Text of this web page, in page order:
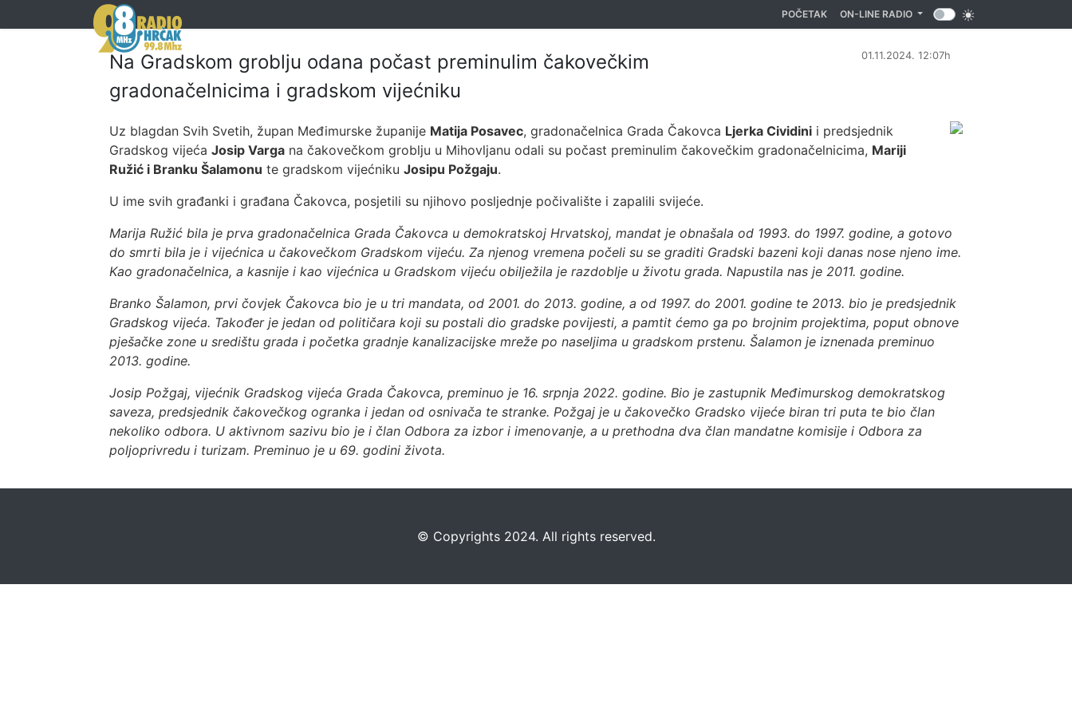
POČETAK(CURRENT)
ON-LINE RADIO
Na Gradskom groblju odana počast preminulim čakovečkim
gradonačelnicima i gradskom vijećniku
01.11.2024. 12:07h
Uz blagdan Svih Svetih, župan Međimurske županije Matija Posavec, gradonačelnica Grada Čakovca Ljerka Cividini i predsjednik
Gradskog vijeća Josip Varga na čakovečkom groblju u Mihovljanu odali su počast preminulim čakovečkim gradonačelnicima, Mariji
Ružić i Branku Šalamonu te gradskom vijećniku Josipu Požgaju.
U ime svih građanki i građana Čakovca, posjetili su njihovo posljednje počivalište i zapalili svijeće.
Marija Ružić bila je prva gradonačelnica Grada Čakovca u demokratskoj Hrvatskoj, mandat je obnašala od 1993. do 1997. godine, a gotovo
do smrti bila je i vijećnica u čakovečkom Gradskom vijeću. Za njenog vremena počeli su se graditi Gradski bazeni koji danas nose njeno ime.
Kao gradonačelnica, a kasnije i kao vijećnica u Gradskom vijeću obilježila je razdoblje u životu grada. Napustila nas je 2011. godine.
Branko Šalamon, prvi čovjek Čakovca bio je u tri mandata, od 2001. do 2013. godine, a od 1997. do 2001. godine te 2013. bio je predsjednik
Gradskog vijeća. Također je jedan od političara koji su postali dio gradske povijesti, a pamtit ćemo ga po brojnim projektima, poput obnove
pješačke zone u središtu grada i početka gradnje kanalizacijske mreže po naseljima u gradskom prstenu. Šalamon je iznenada preminuo
2013. godine.
Josip Požgaj, vijećnik Gradskog vijeća Grada Čakovca, preminuo je 16. srpnja 2022. godine. Bio je zastupnik Međimurskog demokratskog
saveza, predsjednik čakovečkog ogranka i jedan od osnivača te stranke. Požgaj je u čakovečko Gradsko vijeće biran tri puta te bio član
nekoliko odbora. U aktivnom sazivu bio je i član Odbora za izbor i imenovanje, a u prethodna dva član mandatne komisije i Odbora za
poljoprivredu i turizam. Preminuo je u 69. godini života.
©️ Copyrights 2024. All rights reserved.